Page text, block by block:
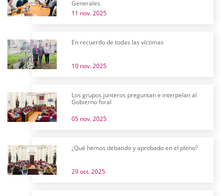
Generales
11 nov. 2025
En recuerdo de todas las víctimas
10 nov. 2025
Los grupos junteros preguntan e interpelan al
Gobierno foral
05 nov. 2025
¿Qué hemos debatido y aprobado en el pleno?
29 oct. 2025